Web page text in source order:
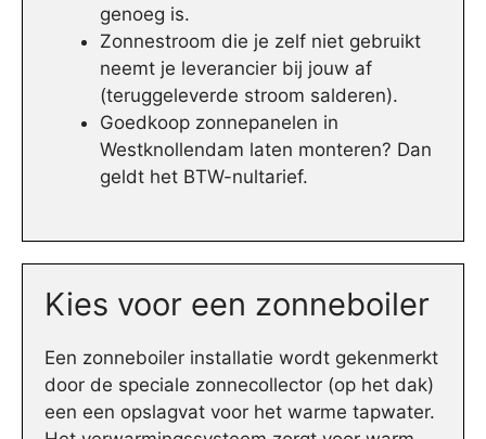
genoeg is.
Zonnestroom die je zelf niet gebruikt
neemt je leverancier bij jouw af
(teruggeleverde stroom salderen).
Goedkoop zonnepanelen in
Westknollendam laten monteren? Dan
geldt het BTW-nultarief.
Kies voor een zonneboiler
Een zonneboiler installatie wordt gekenmerkt
door de speciale zonnecollector (op het dak)
een een opslagvat voor het warme tapwater.